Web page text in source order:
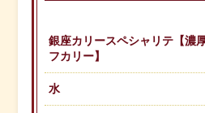
銀座カリースペシャリテ【濃
フカリー】
水